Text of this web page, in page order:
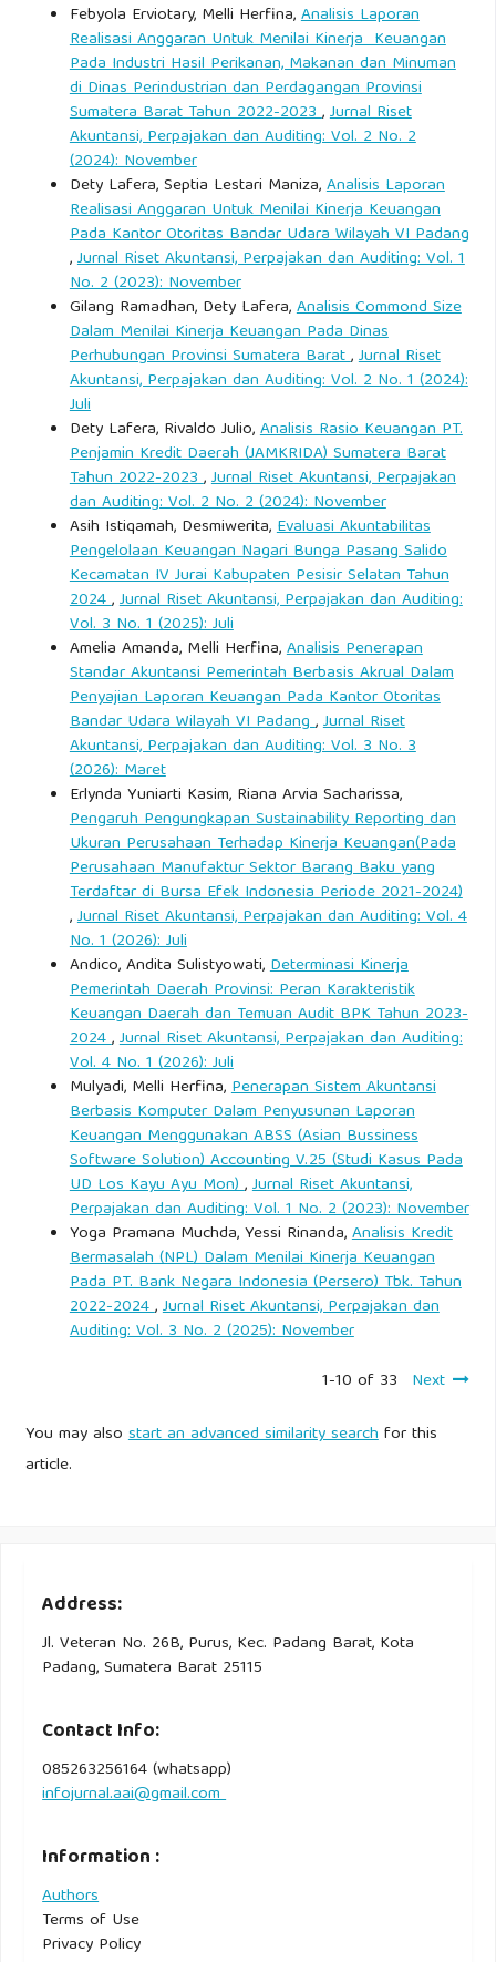
Febyola Erviotary, Melli Herfina,Analisis Laporan
Realisasi Anggaran Untuk Menilai Kinerja Keuangan
Pada Industri Hasil Perikanan, Makanan dan Minuman
di Dinas Perindustrian dan Perdagangan Provinsi
Sumatera Barat Tahun 2022-2023,Jurnal Riset
Akuntansi, Perpajakan dan Auditing: Vol. 2 No. 2
(2024): November
Dety Lafera, Septia Lestari Maniza,Analisis Laporan
Realisasi Anggaran Untuk Menilai Kinerja Keuangan
Pada Kantor Otoritas Bandar Udara Wilayah VI Padang
,Jurnal Riset Akuntansi, Perpajakan dan Auditing: Vol. 1
No. 2 (2023): November
Gilang Ramadhan, Dety Lafera,Analisis Commond Size
Dalam Menilai Kinerja Keuangan Pada Dinas
Perhubungan Provinsi Sumatera Barat,Jurnal Riset
Akuntansi, Perpajakan dan Auditing: Vol. 2 No. 1 (2024):
Juli
Dety Lafera, Rivaldo Julio,Analisis Rasio Keuangan PT.
Penjamin Kredit Daerah (JAMKRIDA) Sumatera Barat
Tahun 2022-2023,Jurnal Riset Akuntansi, Perpajakan
dan Auditing: Vol. 2 No. 2 (2024): November
Asih Istiqamah, Desmiwerita,Evaluasi Akuntabilitas
Pengelolaan Keuangan Nagari Bunga Pasang Salido
Kecamatan IV Jurai Kabupaten Pesisir Selatan Tahun
2024,Jurnal Riset Akuntansi, Perpajakan dan Auditing:
Vol. 3 No. 1 (2025): Juli
Amelia Amanda, Melli Herfina,Analisis Penerapan
Standar Akuntansi Pemerintah Berbasis Akrual Dalam
Penyajian Laporan Keuangan Pada Kantor Otoritas
Bandar Udara Wilayah VI Padang,Jurnal Riset
Akuntansi, Perpajakan dan Auditing: Vol. 3 No. 3
(2026): Maret
Erlynda Yuniarti Kasim, Riana Arvia Sacharissa,
Pengaruh Pengungkapan Sustainability Reporting dan
Ukuran Perusahaan Terhadap Kinerja Keuangan(Pada
Perusahaan Manufaktur Sektor Barang Baku yang
Terdaftar di Bursa Efek Indonesia Periode 2021-2024)
,Jurnal Riset Akuntansi, Perpajakan dan Auditing: Vol. 4
No. 1 (2026): Juli
Andico, Andita Sulistyowati,Determinasi Kinerja
Pemerintah Daerah Provinsi: Peran Karakteristik
Keuangan Daerah dan Temuan Audit BPK Tahun 2023-
2024,Jurnal Riset Akuntansi, Perpajakan dan Auditing:
Vol. 4 No. 1 (2026): Juli
Mulyadi, Melli Herfina,Penerapan Sistem Akuntansi
Berbasis Komputer Dalam Penyusunan Laporan
Keuangan Menggunakan ABSS (Asian Bussiness
Software Solution) Accounting V.25 (Studi Kasus Pada
UD Los Kayu Ayu Mon),Jurnal Riset Akuntansi,
Perpajakan dan Auditing: Vol. 1 No. 2 (2023): November
Yoga Pramana Muchda, Yessi Rinanda,Analisis Kredit
Bermasalah (NPL) Dalam Menilai Kinerja Keuangan
Pada PT. Bank Negara Indonesia (Persero) Tbk. Tahun
2022-2024,Jurnal Riset Akuntansi, Perpajakan dan
Auditing: Vol. 3 No. 2 (2025): November
1-10 of 33 Next
You may alsostart an advanced similarity searchfor this
article.
Address:
Jl. Veteran No. 26B, Purus, Kec. Padang Barat, Kota
Padang, Sumatera Barat 25115
Contact Info:
085263256164 (whatsapp)
infojurnal.aai@gmail.com
Information :
Authors
Terms of Use
Privacy Policy